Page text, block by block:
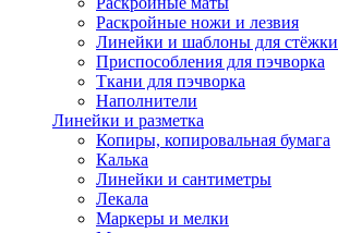
Раскройные ножи и лезвия
Линейки и шаблоны для стёжки
Приспособления для пэчворка
Ткани для пэчворка
Наполнители
Линейки и разметка
Копиры, копировальная бумага
Калька
Линейки и сантиметры
Лекала
Маркеры и мелки